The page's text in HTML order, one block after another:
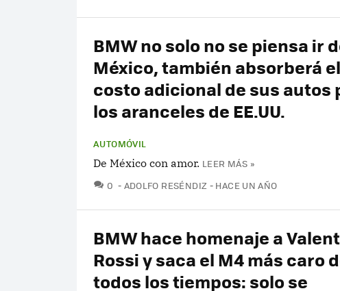
BMW no solo no se piensa ir
México, también absorberá el
costo adicional de sus autos
los aranceles de EE.UU.
AUTOMÓVIL
De México con amor. LEER MÁS »
0 COMENTARIOS
ADOLFO RESÉNDIZ HACE UN AÑO
BMW hace homenaje a
Rossi y saca el M4 más caro
todos los tiempos: solo se